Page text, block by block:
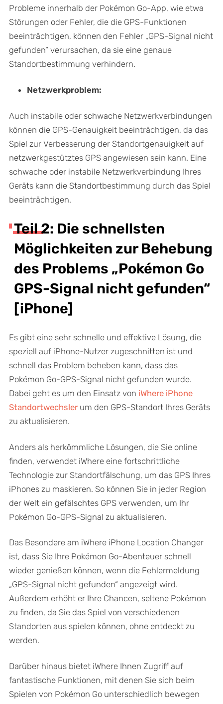
Probleme innerhalb der Pokémon Go-App, wie etwa
Störungen oder Fehler, die die GPS-Funktionen
beeinträchtigen, können den Fehler „GPS-Signal nicht
gefunden“ verursachen, da sie eine genaue
Standortbestimmung verhindern.
Netzwerkproblem:
Auch instabile oder schwache Netzwerkverbindungen
können die GPS-Genauigkeit beeinträchtigen, da das
Spiel zur Verbesserung der Standortgenauigkeit auf
netzwerkgestütztes GPS angewiesen sein kann. Eine
schwache oder instabile Netzwerkverbindung Ihres
Geräts kann die Standortbestimmung durch das Spiel
beeinträchtigen.
Teil 2: Die schnellsten
Möglichkeiten zur Behebung
des Problems „Pokémon Go
GPS-Signal nicht gefunden“
[iPhone]
Es gibt eine sehr schnelle und effektive Lösung, die
speziell auf iPhone-Nutzer zugeschnitten ist und
schnell das Problem beheben kann, dass das
Pokémon Go-GPS-Signal nicht gefunden wurde.
Dabei geht es um den Einsatz von iWhere iPhone
Standortwechslerum den GPS-Standort Ihres Geräts
zu aktualisieren.
Anders als herkömmliche Lösungen, die Sie online
finden, verwendet iWhere eine fortschrittliche
Technologie zur Standortfälschung, um das GPS Ihres
iPhones zu maskieren. So können Sie in jeder Region
der Welt ein gefälschtes GPS verwenden, um Ihr
Pokémon Go-GPS-Signal zu aktualisieren.
Das Besondere am iWhere iPhone Location Changer
ist, dass Sie Ihre Pokémon Go-Abenteuer schnell
wieder genießen können, wenn die Fehlermeldung
„GPS-Signal nicht gefunden“ angezeigt wird.
Außerdem erhöht er Ihre Chancen, seltene Pokémon
zu finden, da Sie das Spiel von verschiedenen
Standorten aus spielen können, ohne entdeckt zu
werden.
Darüber hinaus bietet iWhere Ihnen Zugriff auf
fantastische Funktionen, mit denen Sie sich beim
Spielen von Pokémon Go unterschiedlich bewegen